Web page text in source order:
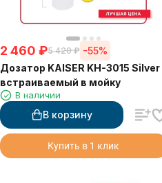
2 460 ₽5 420 ₽ -55%
Дозатор KAISER KH-3015 Silver
встраиваемый в мойку
В наличии
В корзину
Купить в 1 клик